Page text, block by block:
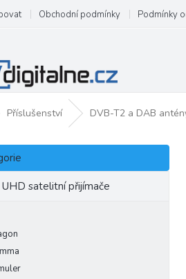
Obchodní podmínky Podmínky
Příslušenství DVB-T2 a DAB
satelitní přijímače